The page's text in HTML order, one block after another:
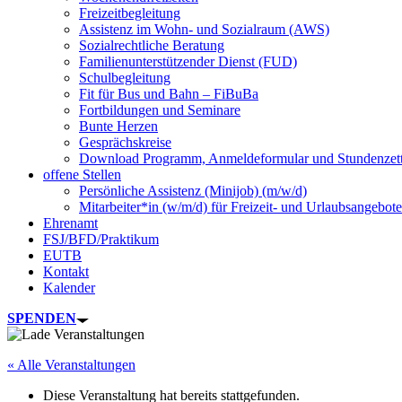
Freizeitbegleitung
Assistenz im Wohn- und Sozialraum (AWS)
Sozialrechtliche Beratung
Familienunterstützender Dienst (FUD)
Schulbegleitung
Fit für Bus und Bahn – FiBuBa
Fortbildungen und Seminare
Bunte Herzen
Gesprächskreise
Download Programm, Anmeldeformular und
offene Stellen
Persönliche Assistenz (Minijob) (m/w/d)
Mitarbeiter*in (w/m/d) für Freizeit- und Urlaubsangebote
Ehrenamt
FSJ/BFD/Praktikum
EUTB
Kontakt
Kalender
SPENDEN
« Alle Veranstaltungen
Diese Veranstaltung hat bereits stattgefunden.